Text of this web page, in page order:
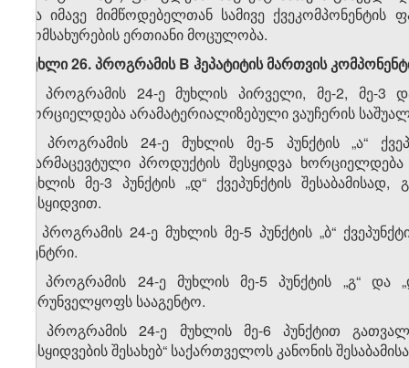
და იმავე მიმწოდებელთან სამივე
მომსახურების ერთიანი მოცულობა.
მუხლი 26. პროგრამის B ჰეპატიტის მართვის
1. პროგრამის 24-ე მუხლის პირველი, მე-2, მე-3
ხორციელდება არამატერიალიზებული ვაუჩერის
2. პროგრამის 24-ე მუხლის მე-5 პუნქტის „ა“
ფარმაცევტული პროდუქტის შესყიდვა
მუხლის მე-3 პუნქტის „დ“ ქვეპუნქტის
შესყიდვით.
3. პროგრამის 24-ე მუხლის მე-5 პუნქტის „ბ“
ცენტრი.
4. პროგრამის 24-ე მუხლის მე-5 პუნქტის „გ“ და
უზრუნველყოფს სააგენტო.
5. პროგრამის 24-ე მუხლის მე-6 პუნქტით
შესყიდვების შესახებ“ საქართველოს კანონის